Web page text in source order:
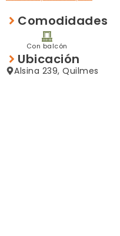
y el resto financiado en
Ideal para quienes
opción accesible de pago.
¡No dejes pasar esta
inversión mínima!
Comodidades
Con balcón
Ubicación
Alsina 239, Quilmes